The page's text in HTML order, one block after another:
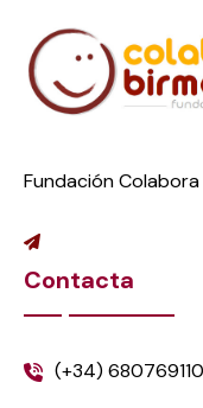
Fundación
Contacta
(+34) 680769110